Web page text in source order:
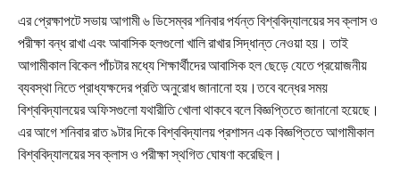
এর প্রেক্ষাপটে সভায় আগামী ৬ ডিসেম্বর শনিবার পর্যন্ত বিশ্ববিদ্যালয়ের সব ক্লাস ও
পরীক্ষা বন্ধ রাখা এবং আবাসিক হলগুলো খালি রাখার সিদ্ধান্ত নেওয়া হয়। তাই
আগামীকাল বিকেল পাঁচটার মধ্যে শিক্ষার্থীদের আবাসিক হল ছেড়ে যেতে প্রয়োজনীয়
ব্যবস্থা নিতে প্রাধ্যক্ষদের প্রতি অনুরোধ জানানো হয়।তবে বন্ধের সময়
বিশ্ববিদ্যালয়ের অফিসগুলো যথারীতি খোলা থাকবে বলে বিজ্ঞপ্তিতে জানানো হয়েছে।
এর আগে শনিবার রাত ৯টার দিকে বিশ্ববিদ্যালয় প্রশাসন এক বিজ্ঞপ্তিতে আগামীকাল
বিশ্ববিদ্যালয়ের সব ক্লাস ও পরীক্ষা স্থগিত ঘোষণা করেছিল।